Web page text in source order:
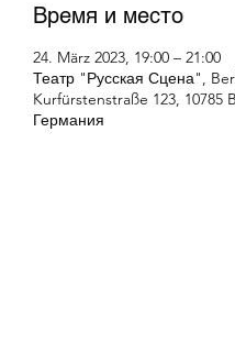
Время и место
24. März 2023, 19:00 – 21:00
Театр "Русская Сцена",
Kurfürstenstraße 123, 10785
Германия